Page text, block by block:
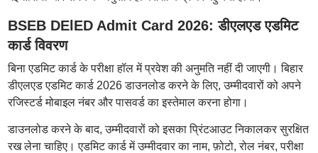
BSEB DElED Admit Card 2026: डीएलएड एडमिट
कार्ड विवरण
बिना एडमिट कार्ड के परीक्षा हॉल में प्रवेश की अनुमति नहीं दी जाएगी। बिहार
डीएलएड एडमिट कार्ड 2026 डाउनलोड करने के लिए, उम्मीदवारों को अपने
रजिस्टर्ड मोबाइल नंबर और पासवर्ड का इस्तेमाल करना होगा।
डाउनलोड करने के बाद, उम्मीदवारों को इसका प्रिंटआउट निकालकर सुरक्षित
रख लेना चाहिए। एडमिट कार्ड में उम्मीदवार का नाम, फ़ोटो, रोल नंबर, परीक्षा